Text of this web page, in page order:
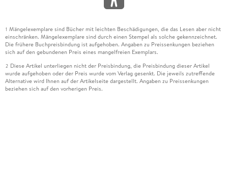
1 Mängelexemplare sind Bücher mit leichten Beschädigungen, die das Lesen aber nicht
einschränken. Mängelexemplare sind durch einen Stempel als solche gekennzeichnet.
Die frühere Buchpreisbindung ist aufgehoben. Angaben zu Preissenkungen beziehen
sich auf den gebundenen Preis eines mangelfreien Exemplars.
2 Diese Artikel unterliegen nicht der Preisbindung, die Preisbindung dieser Artikel
wurde aufgehoben oder der Preis wurde vom Verlag gesenkt. Die jeweils zutreffende
Alternative wird Ihnen auf der Artikelseite dargestellt. Angaben zu Preissenkungen
beziehen sich auf den vorherigen Preis.